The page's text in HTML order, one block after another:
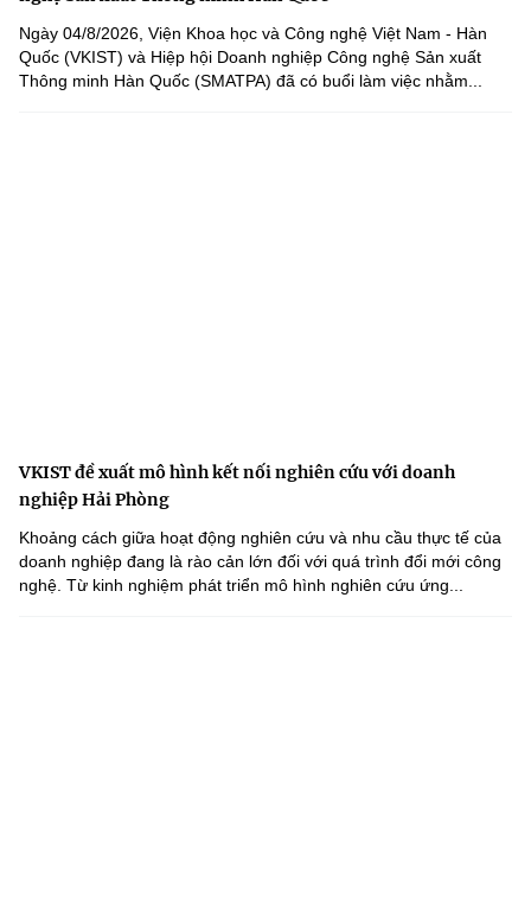
Ngày 04/8/2026, Viện Khoa học và Công nghệ Việt Nam - Hàn
Quốc (VKIST) và Hiệp hội Doanh nghiệp Công nghệ Sản xuất
Thông minh Hàn Quốc (SMATPA) đã có buổi làm việc nhằm...
VKIST đề xuất mô hình kết nối nghiên cứu với doanh
nghiệp Hải Phòng
Khoảng cách giữa hoạt động nghiên cứu và nhu cầu thực tế của
doanh nghiệp đang là rào cản lớn đối với quá trình đổi mới công
nghệ. Từ kinh nghiệm phát triển mô hình nghiên cứu ứng...